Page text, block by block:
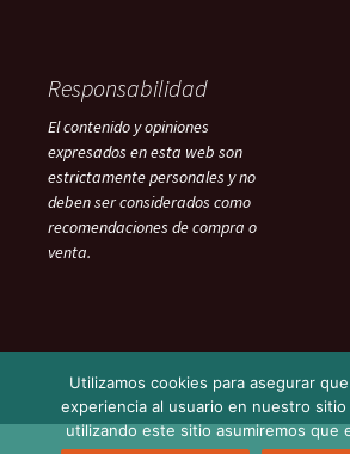
Responsabilidad
El contenido y opiniones
expresados en esta web son
estrictamente personales y no
deben ser considerados como
recomendaciones de compra o
venta.
Utilizamos cookies para asegurar
experiencia al usuario en nuestro
utilizando este sitio asumiremos que